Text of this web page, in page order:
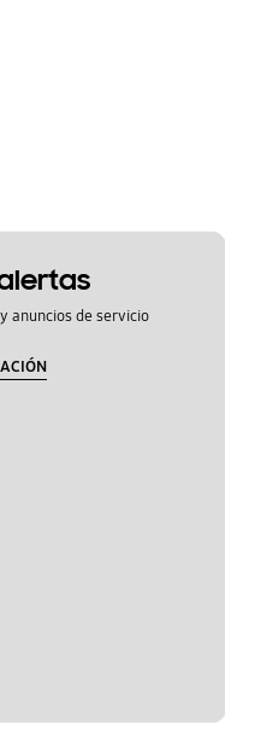
anuncios de servicio